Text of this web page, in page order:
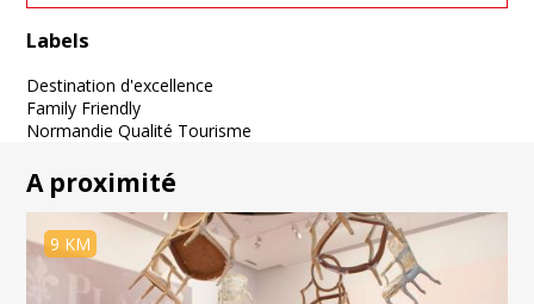
Labels
Destination d'excellence
Family Friendly
Normandie Qualité Tourisme
A proximité
9 KM